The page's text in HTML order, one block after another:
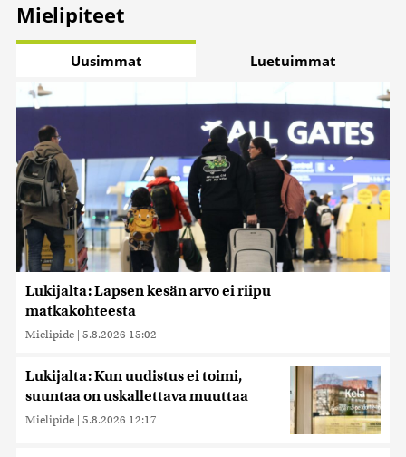
Mielipiteet
Uusimmat Luetuimmat
Lukijalta: Lapsen kesän arvo ei riipu
matkakohteesta
Mielipide | 5.8.2026 15:02
Lukijalta: Kun uudistus ei toimi,
suuntaa on uskallettava muuttaa
Mielipide | 5.8.2026 12:17